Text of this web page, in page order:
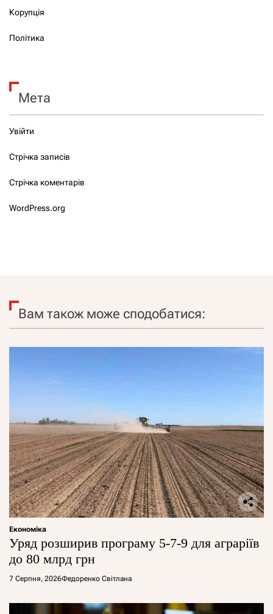
Корупція
Політика
Мета
Увійти
Стрічка записів
Стрічка коментарів
WordPress.org
Вам також може сподобатися:
Економіка
Уряд розширив програму 5-7-9 для аграріїв
до 80 млрд грн
7 Серпня, 2026Федоренко Світлана